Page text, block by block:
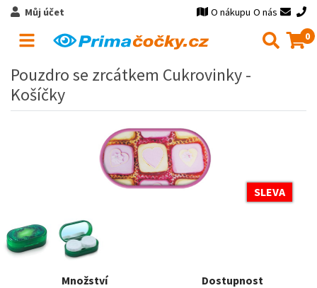
Můj účet O nákupu O nás
0
Pouzdro se zrcátkem Cukrovinky -
Košíčky
SLEVA
Množství
Dostupnost